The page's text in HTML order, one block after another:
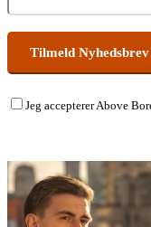
Jeg accepterer Above